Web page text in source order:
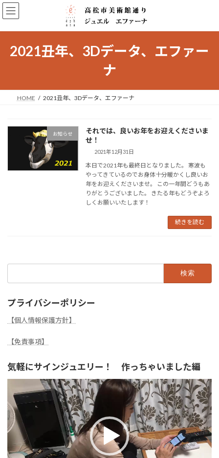
コ
ン
ン
プ
ナ
ビ
ー
動
2021丑年、3Dデータ、エファー
ナ
HOME 2021丑年、3Dデータ、エファーナ
お知らせ
それでは、良いお年をお迎えくださいま
せ！
2021年12月31日
本日で2021年も最終日となりました。 寒波も
やってきているのでお身体十分暖かくし良いお
年をお迎えくださいませ。 この一年間どうもあ
りがとうございました。 きたる年もどうぞよろ
しくお願いいたします！
続きを読む
プライバシーポリシー
【個人情報保護方針】
【免責事項】
気軽にサインジュエリー！ 作っちゃいました編
画
プ
レ
ー
ヤ